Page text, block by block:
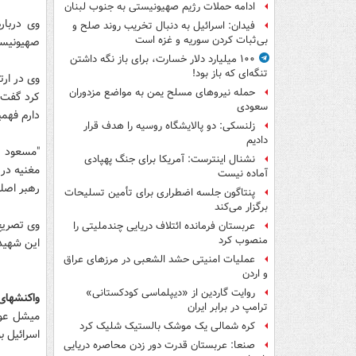
ادامه حملات رژیم صهیونیستی به جنوب لبنان
فیدان: اسرائیل به دنبال تخریب روند صلح و
بی‌ثبات کردن سوریه و غزه است
۱۰۰ میلیارد دلار خسارت، برای باز نگه داشتن
تنگه‌ای که باز بود!
حمله نیروهای مسلح یمن به مواضع مزدوران
سعودی
زلنسکی: دو پالایشگاه روسیه را هدف قرار
دادیم
نشنال اینترست: آمریکا برای جنگ پهپادی
آماده نیست
پنتاگون جلسه اضطراری برای تأمین تسلیحات
برگزار می‌کند
عربستان فرمانده ائتلاف دریایی چندملیتی را
منصوب کرد
عملیات امنیتی حشد الشعبی در مرزهای عراق
و اردن
روایت گاردین از «دیپلماسی کودکستانی»
ترامپ در برابر ایران
کره شمالی یک موشک بالستیک شلیک کرد
صنعا: عربستان قدرت دور زدن محاصره دریایی
وی
وی در
کرد
دارم
"مسعود
مغنیه
رهبر
وی
این
میشل